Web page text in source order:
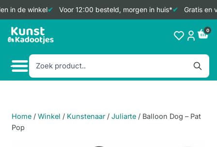
in de winkel Voor 12:00 besteld, morgen in huis* Gratis en
Doorgaan
naar
0
Home / Winkel / Kunstenaar / Juliarte / Balloon Dog – Pat
Pop